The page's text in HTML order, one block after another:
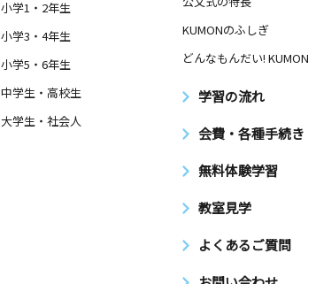
小学1・2年生
小学3・4年生
小学5・6年生
中学生・高校生
大学生・社会人
KUMONのふしぎ
どんなもんだい! KUMON
学習の流れ
会費・各種手続き
無料体験学習
教室見学
よくあるご質問